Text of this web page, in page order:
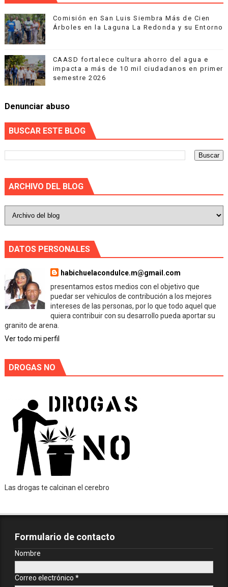
Comisión en San Luis Siembra Más de Cien
Árboles en la Laguna La Redonda y su Entorno
CAASD fortalece cultura ahorro del agua e
impacta a más de 10 mil ciudadanos en primer
semestre 2026
Denunciar abuso
BUSCAR ESTE BLOG
ARCHIVO DEL BLOG
DATOS PERSONALES
habichuelacondulce.m@gmail.com
presentamos estos medios con el objetivo que
puedar ser vehiculos de contribución a los mejores
intereses de las personas, por lo que todo aquel que
quiera contribuir con su desarrollo pueda aportar su
granito de arena.
Ver todo mi perfil
DROGAS NO
Las drogas te calcinan el cerebro
Formulario de contacto
Nombre
Correo electrónico *